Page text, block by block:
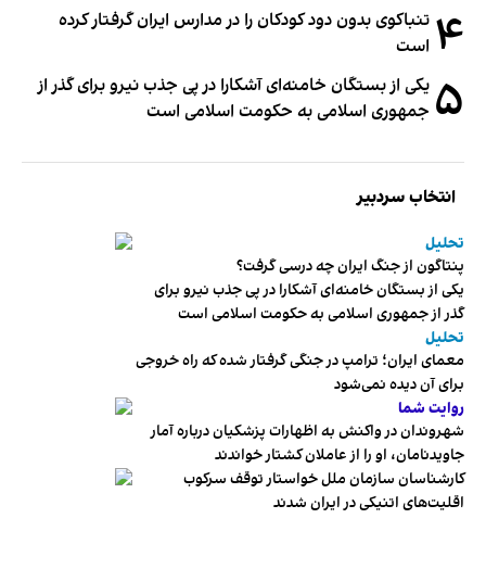
۴ تنباکوی بدون دود کودکان را در مدارس ایران گرفتار کرده
است
۵ یکی از بستگان خامنه‌ای آشکارا در پی جذب نیرو برای گذر از
جمهوری اسلامی به حکومت اسلامی است
انتخاب سردبیر
تحلیل
پنتاگون از جنگ ایران چه درسی گرفت؟
یکی از بستگان خامنه‌ای آشکارا در پی جذب نیرو برای
گذر از جمهوری اسلامی به حکومت اسلامی است
تحلیل
معمای ایران؛ ترامپ در جنگی گرفتار شده که راه خروجی
برای آن دیده نمی‌شود
روایت شما
شهروندان در واکنش به اظهارات پزشکیان درباره آمار
جاویدنامان، او را از عاملان کشتار خواندند
کارشناسان سازمان ملل خواستار توقف سرکوب
اقلیت‌های اتنیکی در ایران شدند